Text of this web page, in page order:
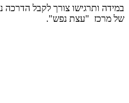
במידה ותרגישו צורך לקבל הדרכה
של מרכז "עצת נפש".